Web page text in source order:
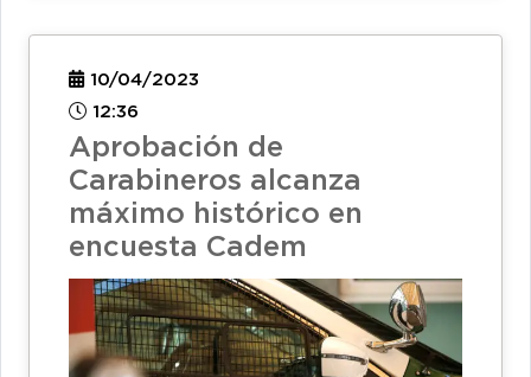
10/04/2023
12:36
Aprobación de
Carabineros alcanza
máximo histórico en
encuesta Cadem